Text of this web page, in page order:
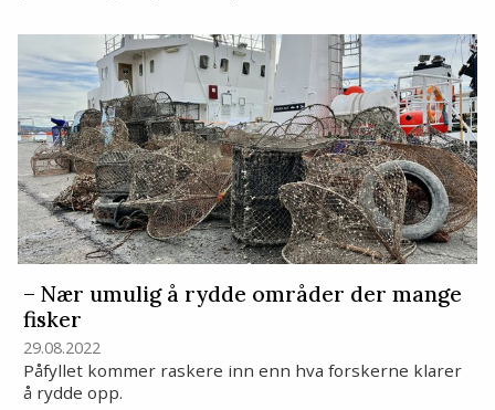
– Nær umulig å rydde områder der mange
fisker
29.08.2022
Påfyllet kommer raskere inn enn hva forskerne klarer
å rydde opp.